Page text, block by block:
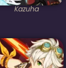
Kazuha